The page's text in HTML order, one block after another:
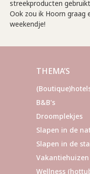
streekproducten
Ook zou ik Hoorn graag
weekendje!
THEMA’S
B&B's
Droomplekjes
Slapen in de
Slapen in de
Vakantiehuizen
Wellness